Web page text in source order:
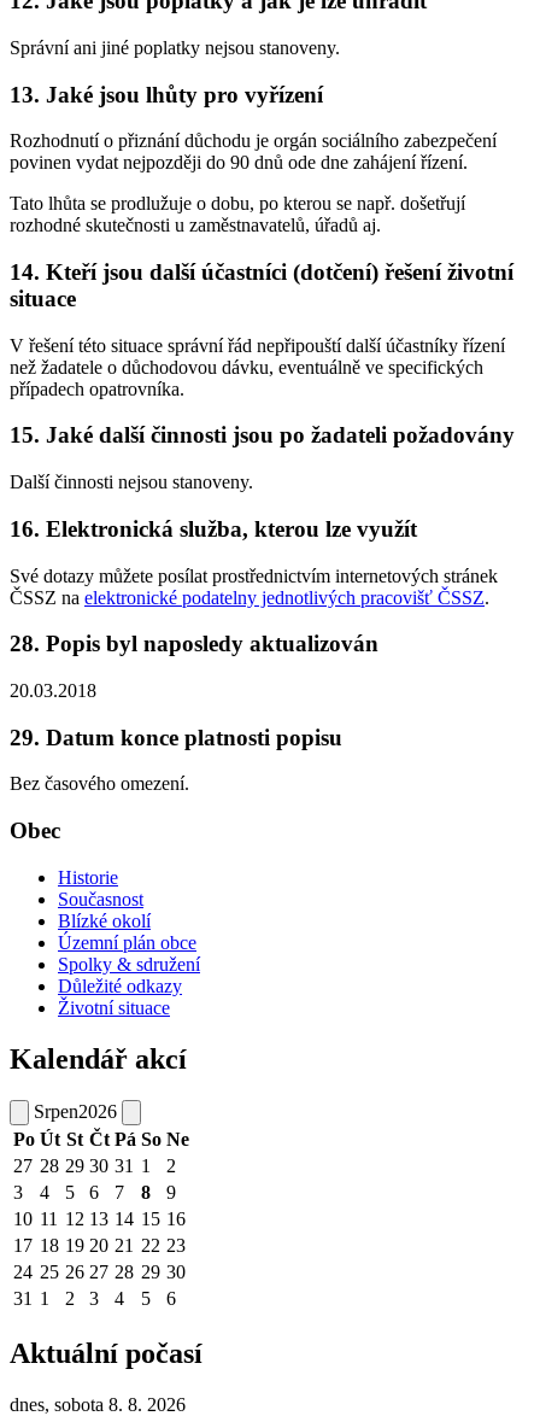
Správní ani jiné poplatky nejsou stanoveny.
13. Jaké jsou lhůty pro vyřízení
Rozhodnutí o přiznání důchodu je orgán sociálního zabezpečení
povinen vydat nejpozději do 90 dnů ode dne zahájení řízení.
Tato lhůta se prodlužuje o dobu, po kterou se např. došetřují
rozhodné skutečnosti u zaměstnavatelů, úřadů aj.
14. Kteří jsou další účastníci (dotčení) řešení životní
situace
V řešení této situace správní řád nepřipouští další účastníky řízení
než žadatele o důchodovou dávku, eventuálně ve specifických
případech opatrovníka.
15. Jaké další činnosti jsou po žadateli požadovány
Další činnosti nejsou stanoveny.
16. Elektronická služba, kterou lze využít
Své dotazy můžete posílat prostřednictvím internetových stránek
ČSSZ na elektronické podatelny jednotlivých pracovišť ČSSZ.
28. Popis byl naposledy aktualizován
20.03.2018
29. Datum konce platnosti popisu
Bez časového omezení.
Obec
Historie
Současnost
Blízké okolí
Územní plán obce
Spolky & sdružení
Důležité odkazy
Životní situace
Kalendář akcí
Srpen2026
Po Út St Čt Pá So Ne
27 28 29 30 31 1
2
3
4 5 6 7 8
9
10 11 12 13 14 15 16
17 18 19 20 21 22 23
24 25 26 27 28 29 30
31 1 2 3 4 5 6
Aktuální počasí
dnes, sobota 8. 8. 2026